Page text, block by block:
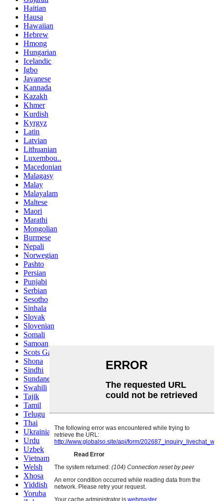
Haitian
Hausa
Hawaiian
Hebrew
Hmong
Hungarian
Icelandic
Igbo
Javanese
Kannada
Kazakh
Khmer
Kurdish
Kyrgyz
Latin
Latvian
Lithuanian
Luxembou..
Macedonian
Malagasy
Malay
Malayalam
Maltese
Maori
Marathi
Mongolian
Burmese
Nepali
Norwegian
Pashto
Persian
Punjabi
Serbian
Sesotho
Sinhala
Slovak
Slovenian
Somali
Samoan
Scots Gaelic
Shona
Sindhi
Sundanese
Swahili
Tajik
Tamil
Telugu
Thai
Ukrainian
Urdu
Uzbek
Vietnamese
Welsh
Xhosa
Yiddish
Yoruba